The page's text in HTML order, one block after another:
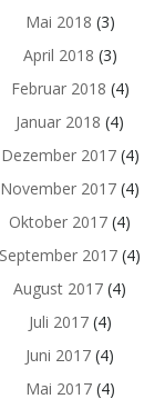
Mai 2018 (3)
April 2018 (3)
Februar 2018 (4)
Januar 2018 (4)
Dezember 2017(4)
November 2017 (4)
Oktober 2017 (4)
September 2017 (4)
August 2017 (4)
Juli 2017(4)
Juni 2017 (4)
Mai 2017(4)